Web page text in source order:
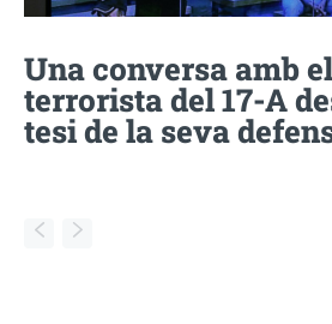
Una conversa amb
terrorista del 17-A
tesi de la seva